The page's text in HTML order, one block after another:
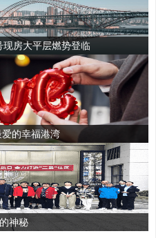
房大平层燃势登临
的幸福港湾
神秘